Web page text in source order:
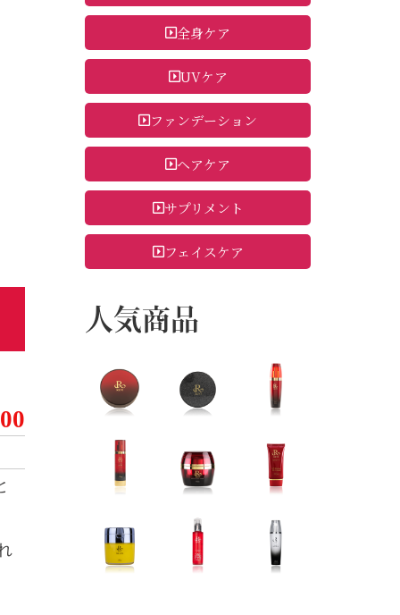
全身ケア
UVケア
ファンデーション
ヘアケア
サプリメント
フェイスケア
人気商品